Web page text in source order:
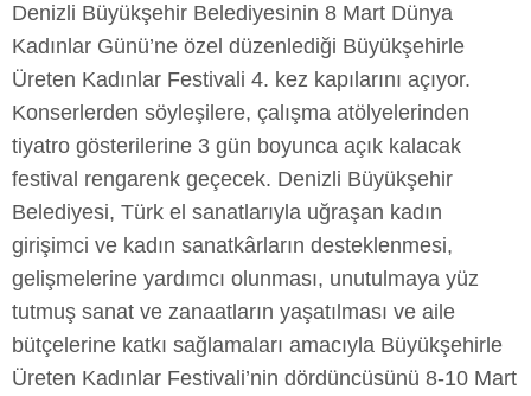
Denizli Büyükşehir Belediyesinin 8 Mart Dünya
Kadınlar Günü’ne özel düzenlediği Büyükşehirle
Üreten Kadınlar Festivali 4. kez kapılarını açıyor.
Konserlerden söyleşilere, çalışma atölyelerinden
tiyatro gösterilerine 3 gün boyunca açık kalacak
festival rengarenk geçecek. Denizli Büyükşehir
Belediyesi, Türk el sanatlarıyla uğraşan kadın
girişimci ve kadın sanatkârların desteklenmesi,
gelişmelerine yardımcı olunması, unutulmaya yüz
tutmuş sanat ve zanaatların yaşatılması ve aile
bütçelerine katkı sağlamaları amacıyla Büyükşehirle
Üreten Kadınlar Festivali’nin dördüncüsünü 8-10 Mart